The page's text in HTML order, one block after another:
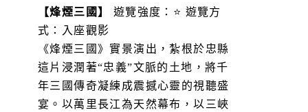
【烽煙三國】
遊覽強度：⭐ 遊覽方
式：入座觀影
《烽煙三國》實景演出，紮根於忠縣
這片浸潤著“忠義”文脈的土地，將千
年三國傳奇凝練成震撼心靈的視聽盛
宴。以萬里長江為天然幕布，以三峽